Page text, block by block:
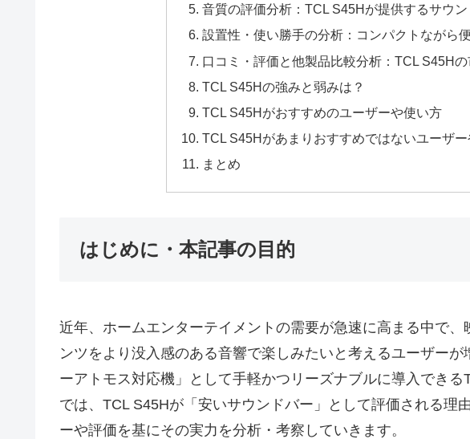
音質の評価分析：TCL S45Hが提供するサウン
設置性・使い勝手の分析：コンパクトながら
口コミ・評価と他製品比較分析：TCL S45H
TCL S45Hの強みと弱みは？
TCL S45Hがおすすめのユーザーや使い方
TCL S45Hがあまりおすすめではないユーザ
まとめ
はじめに・本記事の目的
近年、ホームエンターテイメントの需要が急速に高まる中で
ンツをより没入感のある音響で楽しみたいと考えるユーザー
ーアトモス対応機」として手軽かつリーズナブルに導入でき
では、TCL S45Hが「安いサウンドバー」として評価される理
ーや評価を基にその実力を分析・考察していきます。